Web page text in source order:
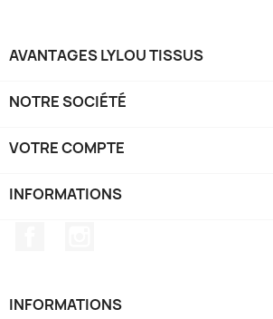
AVANTAGES LYLOU TISSUS
NOTRE SOCIÉTÉ
VOTRE COMPTE
INFORMATIONS
INFORMATIONS